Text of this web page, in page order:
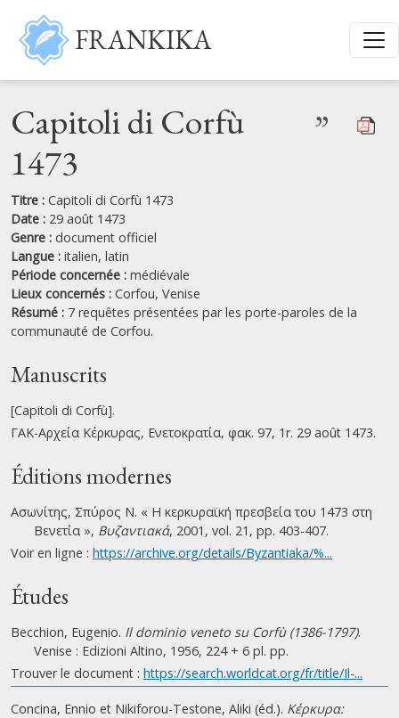
Aller au contenu principal
FRANKIKA
Capitoli di Corfù
1473
”
Titre : Capitoli di Corfù 1473
Date : 29 août 1473
Genre : document officiel
Langue : italien, latin
Période concernée : médiévale
Lieux concernés : Corfou, Venise
Résumé : 7 requêtes présentées par les porte-paroles de la
communauté de Corfou.
Manuscrits
[Capitoli di Corfù].
ΓΑΚ-Αρχεία Κέρκυρας, Ενετοκρατία, φακ. 97, 1r. 29 août 1473.
Éditions modernes
Ασωνίτης, Σπύρος Ν. « Η κερκυραϊκή πρεσβεία του 1473 στη
Βενετία », Βυζαντιακά, 2001, vol. 21, pp. 403-407.
Voir en ligne : https://archive.org/details/Byzantiaka/%...
Études
Becchion, Eugenio. Il dominio veneto su Corfù (1386-1797).
Venise : Edizioni Altino, 1956, 224 + 6 pl. pp.
Trouver le document : https://search.worldcat.org/fr/title/Il-...
Concina, Ennio et Nikiforou-Testone, Aliki (éd.). Κέρκυρα: